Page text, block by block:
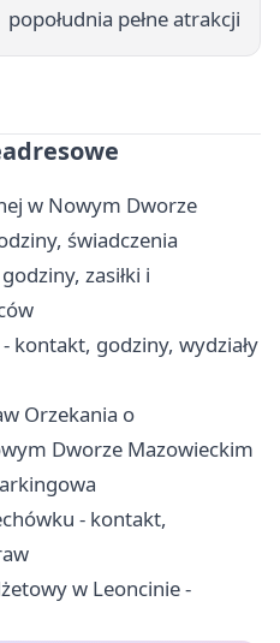
popołudnia pełne atrakcji
w Nowym Dworze
świadczenia
zasiłki i
kontakt, godziny, wydziały
Orzekania o
Dworze Mazowieckim
- kontakt,
w Leoncinie -